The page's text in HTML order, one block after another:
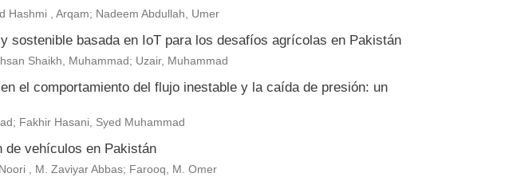
Hashmi , Arqam; Nadeem Abdullah, Umer
sostenible basada en IoT para los desafíos agrícolas en Pakistán
Shaikh, Muhammad; Uzair, Muhammad
el comportamiento del flujo inestable y la caída de presión: un
Fakhir Hasani, Syed Muhammad
de vehículos en Pakistán
, M. Zaviyar Abbas; Farooq, M. Omer